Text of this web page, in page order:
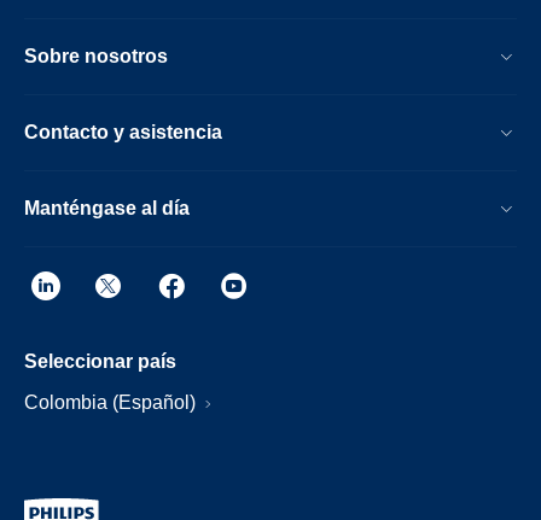
Sobre nosotros
Contacto y asistencia
Manténgase al día
Seleccionar país
Colombia (Español)